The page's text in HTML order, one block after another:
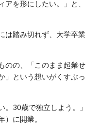
アを形にしたい。」と、
は踏み切れず、大学卒業
のの、「このまま起業せ
」という想いがくすぶっ
。30歳で独立しよう。」
に開業。